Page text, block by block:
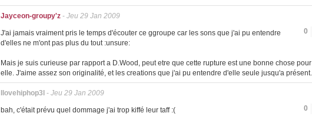
Jayceon-groupy'z - Jeu 29 Jan 2009
0
J'ai jamais vraiment pris le temps d'écouter ce ggroupe car les sons que j'ai pu entendre
d'elles ne m'ont pas plus du tout :unsure:
Mais je suis curieuse par rapport a D.Wood, peut etre que cette rupture est une bonne chose pour
elle. J'aime assez son originalité, et les creations que j'ai pu entendre d'elle seule jusqu'a présent.
Ilovehiphop3l - Jeu 29 Jan 2009
0
bah, c'était prévu quel dommage j'ai trop kiffé leur taff :(